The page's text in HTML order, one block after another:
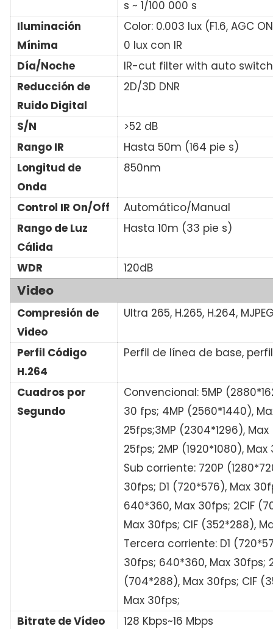
s ~ 1/100 000 s
Iluminación
Mínima
Color: 0.003 lux (F1.6, AGC
0 lux con IR
Día/Noche
IR-cut filter with auto
Reducción de
Ruido Digital
2D/3D DNR
S/N
>52 dB
Rango IR
Hasta 50m (164 pie s)
Longitud de
Onda
850nm
Control IR On/Off
Automático/Manual
Rango de Luz
Cálida
Hasta 10m (33 pie s)
WDR 120dB
Video
Compresión de
Video
Ultra 265, H.265, H.264,
Perfil Código
H.264
Perfil de línea de base,
Cuadros por
Segundo
Convencional: 5MP
30 fps; 4MP (2560*1440),
25fps;3MP (2304*1296), Max
25fps; 2MP (1920*1080),
Sub corriente: 720P
30fps; D1 (720*576), Max
640*360, Max 30fps; 2CIF
Max 30fps; CIF (352*288),
Tercera corriente: D1
30fps; 640*360, Max 30fps;
(704*288), Max 30fps; CIF
Max 30fps;
Bitrate de Vídeo
128 Kbps~16 Mbps